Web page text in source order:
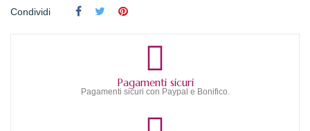
Condividi
Pagamenti sicuri
Pagamenti sicuri con Paypal e Bonifico.